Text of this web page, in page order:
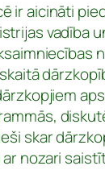
ir aicināti
vadība
skar
nozari